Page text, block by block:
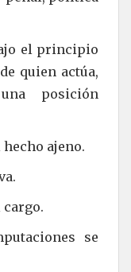
el principio
quien actúa,
posición
ajeno.
se